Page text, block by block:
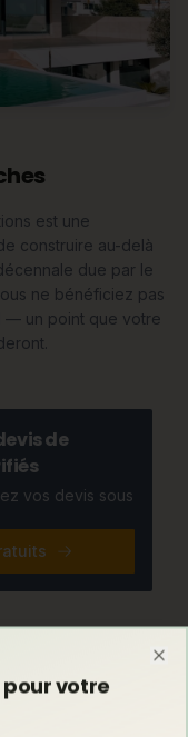
est une
construire au-delà
due par le
ne bénéficiez pas
— un point que votre
de
vos devis sous
container ?
container —
votre